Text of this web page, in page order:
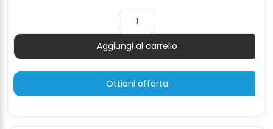
Quantità
Aggiungi al carrello
Ottieni offerta